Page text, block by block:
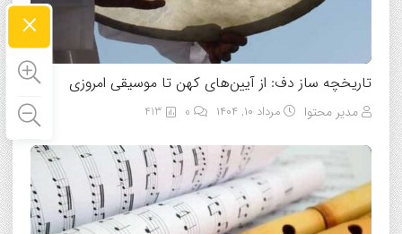
تاریخچه ساز دف: از آیین‌های کهن تا موسیقی امروزی
مدیر محتوا مرداد ۱۰, ۱۴۰۴ 413
×